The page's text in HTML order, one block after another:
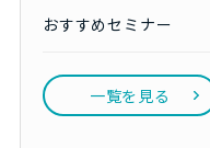
おすすめセミナー
一覧を見る